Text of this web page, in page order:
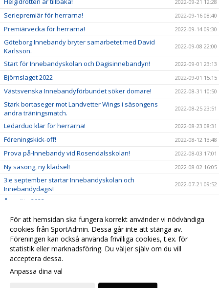
2022-09-21 12:28
Seriepremiär för herrarna! 2022-09-16 08:40
Premiärvecka för herrarna! 2022-09-14 09:30
Göteborg Innebandy bryter samarbetet med David
Karlsson.
2022-09-08 22:00
Start för Innebandyskolan och Dagisinnebandyn! 2022-09-01 23:13
Björnslaget 2022 2022-09-01 15:15
Västsvenska Innebandyförbundet söker domare! 2022-08-31 10:50
Stark bortaseger mot Landvetter Wings i säsongens
andra träningsmatch.
2022-08-25 23:51
Ledarduo klar för herrarna! 2022-08-23 08:31
Föreningskick-off! 2022-08-12 13:48
Prova på-Innebandy vid Rosendalsskolan! 2022-08-03 17:01
Ny säsong, ny klädsel! 2022-08-02 16:05
3:e september startar Innebandyskolan och
Innebandydagis!
2022-07-21 09:52
Årsmöte 2022.
GDC 2022 inställt 2022-06-05 10:28
Klubbhuset och Craft nya samarbetspartners 2022-06-01 10:30
Besök vår klubbshop 2022-06-01 10:29
För att hemsidan ska fungera korrekt använder vi nödvändiga
cookies från SportAdmin. Dessa går inte att stänga av.
Föreningen kan också använda frivilliga cookies, t.ex. för
statistik eller marknadsföring. Du väljer själv om du vill
acceptera dessa.
Anpassa dina val